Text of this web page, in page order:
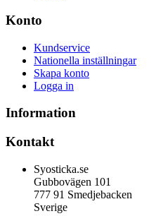
Konto
Kundservice
Nationella inställningar
Skapa konto
Logga in
Information
Kontakt
Syosticka.se
Gubbovägen 101
777 91 Smedjebacken
Sverige